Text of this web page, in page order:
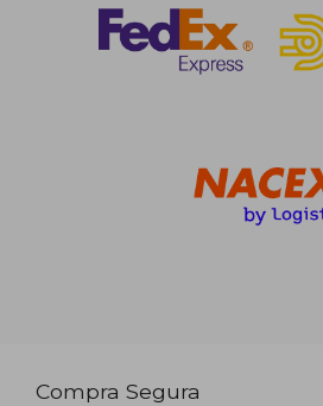
Compra Segura